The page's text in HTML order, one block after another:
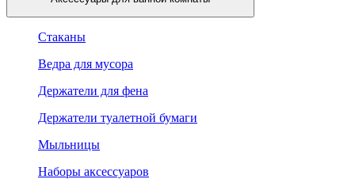
Стаканы
Ведра для мусора
Держатели для фена
Держатели туалетной бумаги
Мыльницы
Наборы аксессуаров